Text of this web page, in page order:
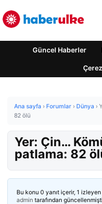
Güncel Haberler
Ana sayfa › Forumlar › Dünya ›
82 ölü
Yer: Çin…
patlama: 82
Bu konu 0 yanıt içerir, 1
admin tarafından